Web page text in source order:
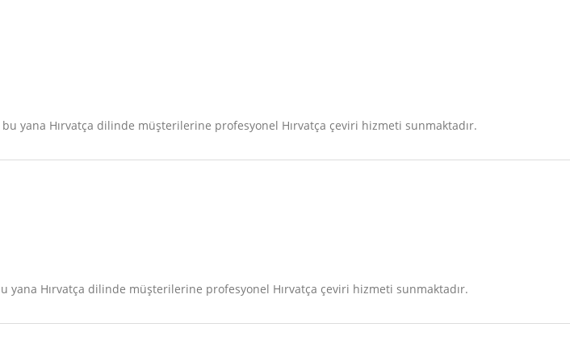
yana Hırvatça dilinde müşterilerine profesyonel Hırvatça çeviri hizmeti sunmaktadır.
Hırvatça dilinde müşterilerine profesyonel Hırvatça çeviri hizmeti sunmaktadır.